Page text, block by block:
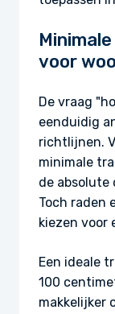
voor
De vraag
eenduidig
richtlijnen.
minimale
de absolute
Toch raden
kiezen voor
Een ideale
100
makkelijker